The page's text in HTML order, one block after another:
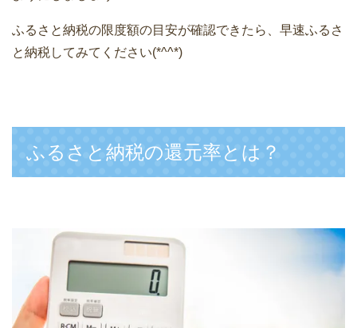
ふるさと納税の限度額の目安が確認できたら、早速ふるさ
と納税してみてください(*^^*)
ふるさと納税の還元率とは？